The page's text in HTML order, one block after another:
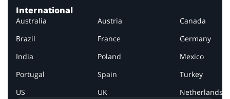
International
Australia Austria
Canada
Brazil
France
Germany
India
Poland
Mexico
Portugal
Spain
Turkey
US
UK Netherlands